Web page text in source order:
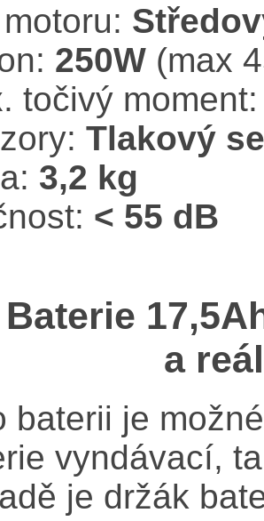
250W (max
točivý
Tlakový
3,2 kg
< 55 dB
Baterie
a
baterii je
vyndávací,
je držák